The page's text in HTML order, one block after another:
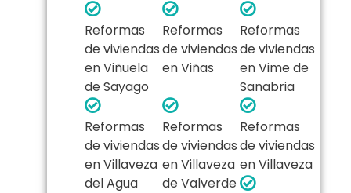
Reformas
de viviendas
en Viñuela
de Sayago
Reformas
de viviendas
en Viñas
Reformas
de viviendas
en Vime de
Sanabria
Reformas
de viviendas
en Villaveza
del Agua
Reformas
de viviendas
en Villaveza
de Valverde
Reformas
de viviendas
en Villaveza